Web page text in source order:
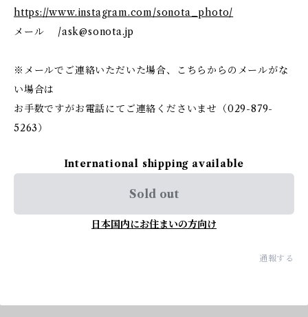
https://www.instagram.com/sonota_photo/
メール /ask@sonota.jp
※メールでご連絡いただいた場合、こちらからのメールがな
い場合は
お手数ですがお電話にてご連絡くださいませ（029-879-
5263）
International shipping available
Sold out
日本国内にお住まいの方向け
通報する